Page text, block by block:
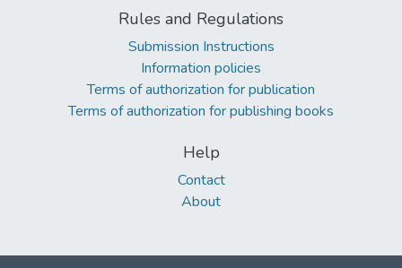
Rules and Regulations
Submission Instructions
Information policies
Terms of authorization for publication
Terms of authorization for publishing books
Help
Contact
About